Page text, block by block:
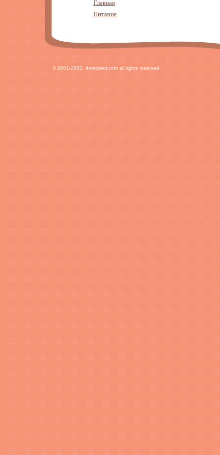
Главная
Питание
© 2001-2002, domobed.com all rights reserved